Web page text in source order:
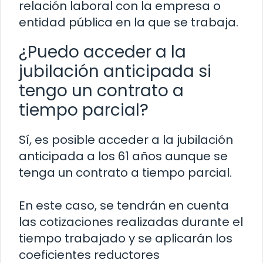
relación laboral con la empresa o
entidad pública en la que se trabaja.
¿Puedo acceder a la
jubilación anticipada si
tengo un contrato a
tiempo parcial?
Sí, es posible acceder a la jubilación
anticipada a los 61 años aunque se
tenga un contrato a tiempo parcial.
En este caso, se tendrán en cuenta
las cotizaciones realizadas durante el
tiempo trabajado y se aplicarán los
coeficientes reductores